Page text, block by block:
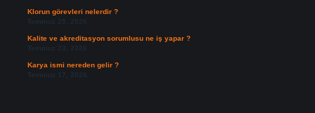
Klorun görevleri nelerdir ?
Temmuz 25, 2026
Kalite ve akreditasyon sorumlusu ne iş yapar ?
Temmuz 23, 2026
Karya ismi nereden gelir ?
Temmuz 17, 2026